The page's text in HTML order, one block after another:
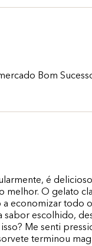
Bom
é
melhor. O gelato
a economizar todo
sabor escolhido,
Me senti
terminou